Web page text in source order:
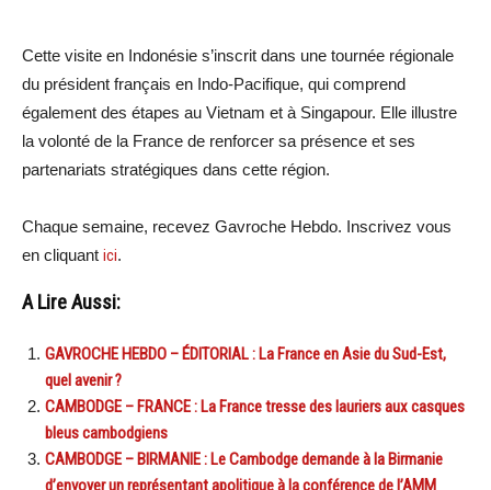
Cette visite en Indonésie s’inscrit dans une tournée régionale
du président français en Indo-Pacifique, qui comprend
également des étapes au Vietnam et à Singapour. Elle illustre
la volonté de la France de renforcer sa présence et ses
partenariats stratégiques dans cette région.
Chaque semaine, recevez Gavroche Hebdo. Inscrivez vous
en cliquant ici.
A Lire Aussi:
GAVROCHE HEBDO – ÉDITORIAL : La France en Asie du Sud-Est,
quel avenir ?
CAMBODGE – FRANCE : La France tresse des lauriers aux casques
bleus cambodgiens
CAMBODGE – BIRMANIE : Le Cambodge demande à la Birmanie
d’envoyer un représentant apolitique à la conférence de l’AMM